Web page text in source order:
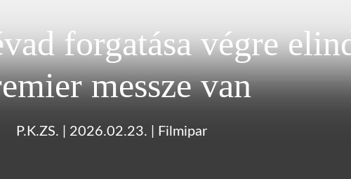
forgatása végre
messze van
P.K.ZS. 2026.02.23. Filmipar